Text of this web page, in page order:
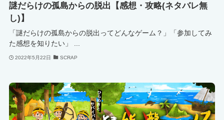
謎だらけの孤島からの脱出【感想・攻略(ネタバレ無
し)】
「謎だらけの孤島からの脱出ってどんなゲーム？」「参加してみ
た感想を知りたい」 ...
2022年5月22日 SCRAP